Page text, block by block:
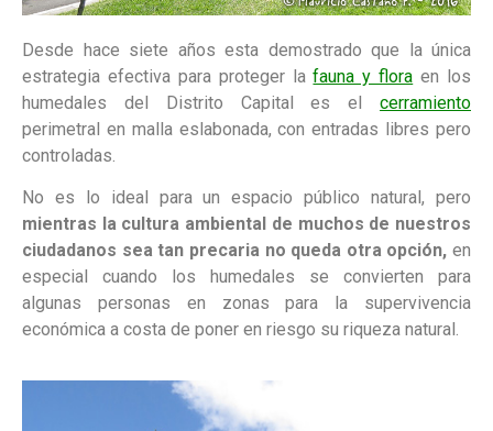
Desde hace siete años esta demostrado que la única
estrategia efectiva para proteger lafauna y flora en los
humedales del Distrito Capital es el cerramiento
perimetral en malla eslabonada, con entradas libres pero
controladas.
No es lo ideal para un espacio público natural, pero
mientras la cultura ambiental de muchos de nuestros
ciudadanos sea tan precaria no queda otra opción, en
especial cuando los humedales se convierten para
algunas personas en zonas para la supervivencia
económica a costa de poner en riesgo su riqueza natural.